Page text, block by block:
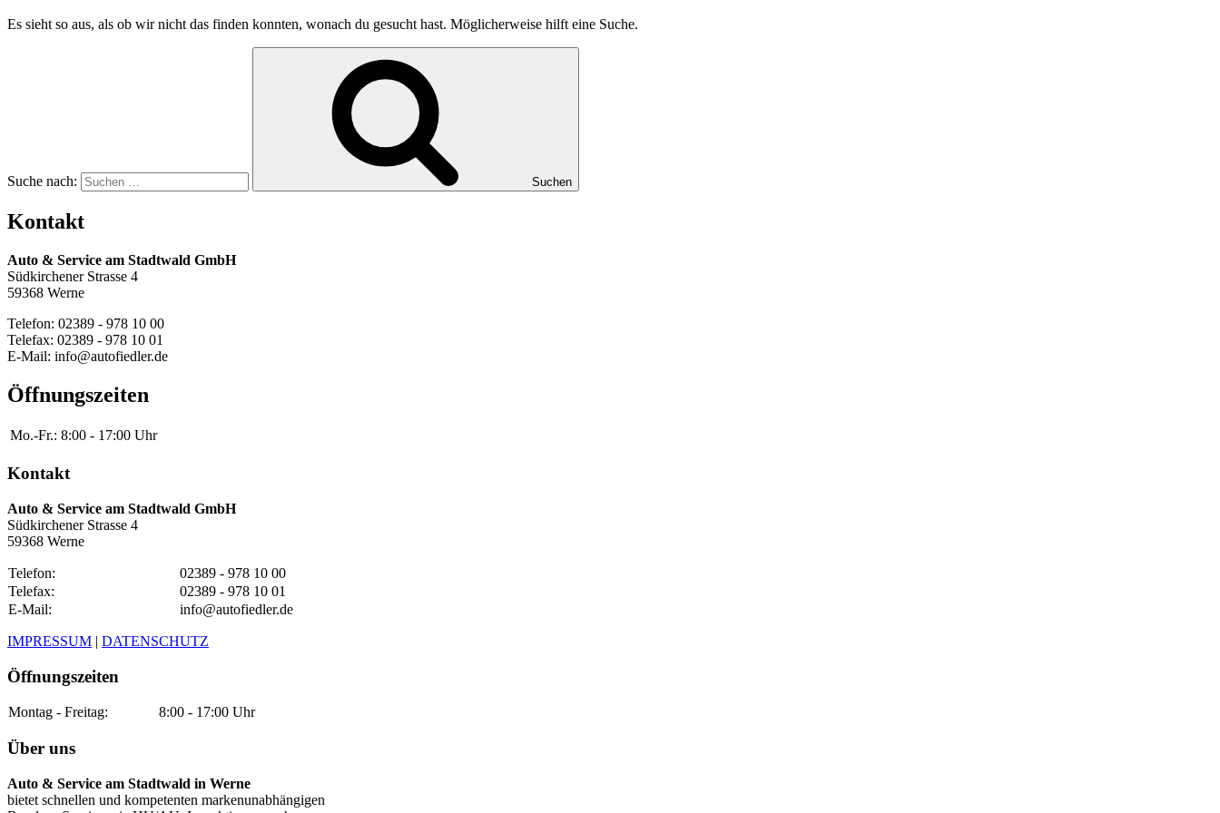
Es sieht so aus, als ob wir nicht das finden konnten, wonach du gesucht hast. Möglicherweise hilft eine Suche.
Suche nach: Suchen
Kontakt
Auto & Service am Stadtwald GmbH
Südkirchener Strasse 4
59368 Werne
Telefon: 02389 - 978 10 00
Telefax: 02389 - 978 10 01
E-Mail: info@autofiedler.de
Öffnungszeiten
Mo.-Fr.: 8:00 - 17:00 Uhr
Kontakt
Auto & Service am Stadtwald GmbH
Südkirchener Strasse 4
59368 Werne
Telefon:
02389 - 978 10 00
Telefax:
02389 - 978 10 01
E-Mail:
info@autofiedler.de
IMPRESSUM | DATENSCHUTZ
Öffnungszeiten
Montag - Freitag: 8:00 - 17:00 Uhr
Über uns
Auto & Service am Stadtwald in Werne
bietet schnellen und kompetenten markenunabhängigen